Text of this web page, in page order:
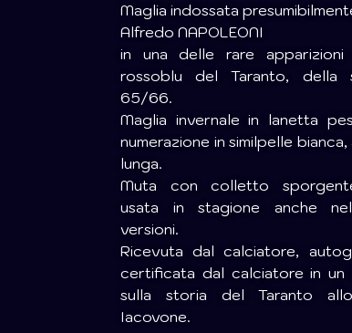
Maglia indossata
Alfredo NAPOLEONI
in una delle rare apparizioni
rossoblu del Taranto, della
65/66.
Maglia invernale in lanetta
numerazione in similpelle bianca,
lunga.
Muta con colletto
usata in stagione anche
versioni.
Ricevuta dal calciatore,
certificata dal calciatore in un
sulla storia del Taranto
Iacovone.